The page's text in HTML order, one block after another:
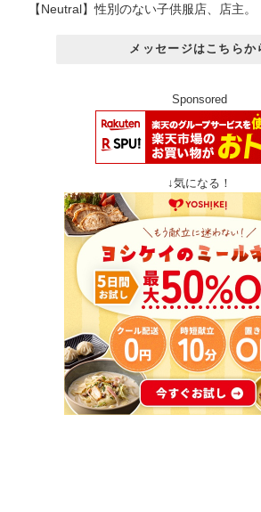
【Neutral】性別のない子供服店、店主。
メッセージはこちらか
Sponsored
↓気になる！